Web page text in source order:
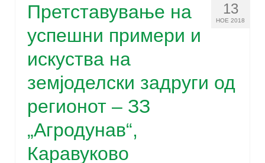
13
НОЕ 2018
Претставување на
успешни примери и
искуства на
земјоделски задруги од
регионот – ЗЗ
„Агродунав“,
Каравуково